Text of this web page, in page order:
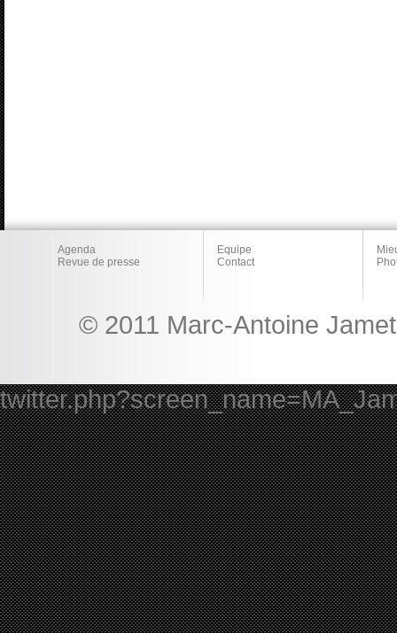
Agenda
Revue de presse
Equipe
Contact
© 2011 Marc-Antoine